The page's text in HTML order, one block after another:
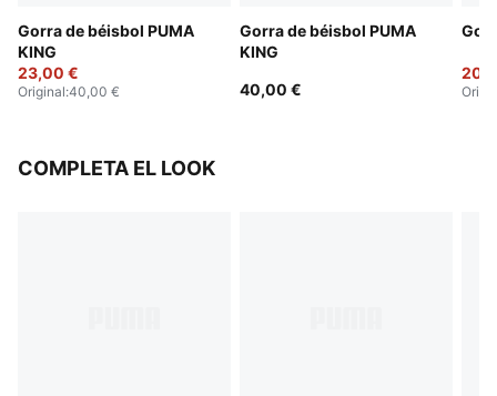
Gorra de béisbol PUMA
KING
23,00 €
Original:40,00 €
Gorra de béisbol PUMA
KING
40,00 €
COMPLETA EL LOOK